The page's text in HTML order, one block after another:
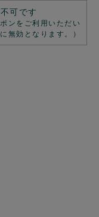
可です
ンをご利用いただい
無効となります。）